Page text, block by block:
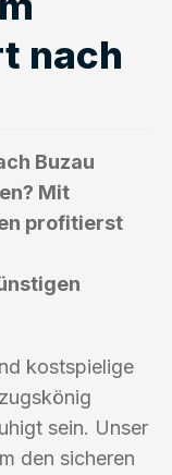
nach
Buzau
Mit
profitierst
kostspielige
sein. Unser
den sicheren